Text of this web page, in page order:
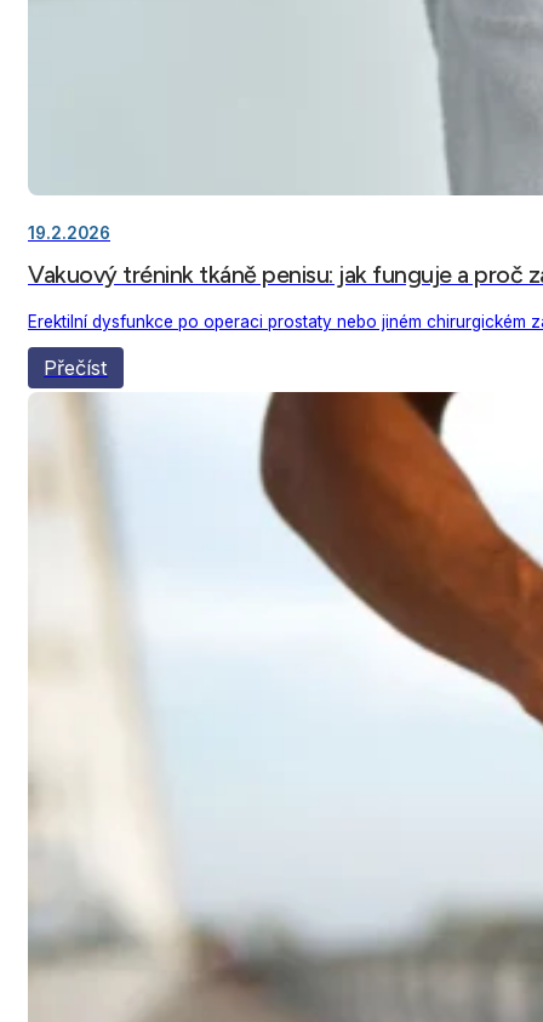
19.2.2026
Vakuový trénink tkáně penisu: jak funguje a proč
Erektilní dysfunkce po operaci prostaty nebo jiném
Přečíst